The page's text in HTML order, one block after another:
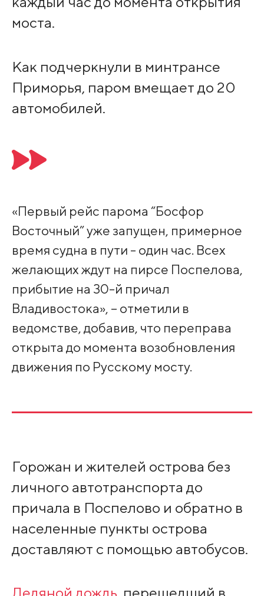
моста.
Как подчеркнули в минтрансе
Приморья, паром вмещает до 20
автомобилей.
«Первый рейс парома “Босфор
Восточный” уже запущен, примерное
время судна в пути - один час. Всех
желающих ждут на пирсе Поспелова,
прибытие на 30-й причал
Владивостока», – отметили в
ведомстве, добавив, что переправа
открыта до момента возобновления
движения по Русскому мосту.
Горожан и жителей острова без
личного автотранспорта до
причала в Поспелово и обратно в
населенные пункты острова
доставляют с помощью автобусов.
Ледяной дождь, перешедший в